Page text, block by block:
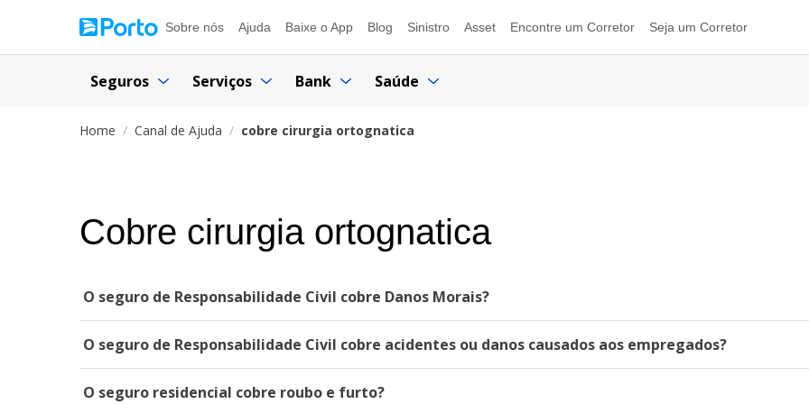
Sobre nós Ajuda Baixe o App Blog Sinistro Asset Encontre um Corretor Seja um Corretor
Seguros Serviços Bank Saúde
Home Canal de Ajuda cobre cirurgia ortognatica
Cobre cirurgia ortognatica
O seguro de Responsabilidade Civil cobre Danos Morais?
O seguro de Responsabilidade Civil cobre acidentes ou danos causados aos empregados?
O seguro residencial cobre roubo e furto?